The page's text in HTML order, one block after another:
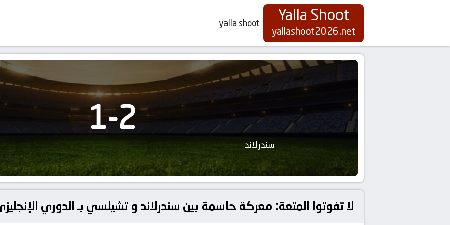
Yalla Shoot
yallashoot2026.net
yalla shoot
سندرلاند
2
-
1
لا تفوتوا المتعة: معركة حاسمة بين سندرلاند و تشيلسي بـ الدوري